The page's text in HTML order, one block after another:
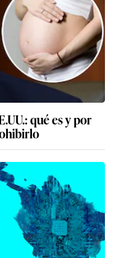
qué es y por